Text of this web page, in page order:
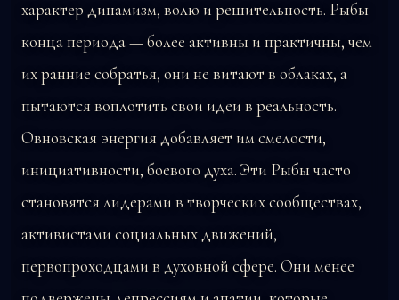
характер динамизм, волю и решительность. Рыбы
конца периода — более активны и практичны, чем
их ранние собратья, они не витают в облаках, а
пытаются воплотить свои идеи в реальность.
Овновская энергия добавляет им смелости,
инициативности, боевого духа. Эти Рыбы часто
становятся лидерами в творческих сообществах,
активистами социальных движений,
первопроходцами в духовной сфере. Они менее